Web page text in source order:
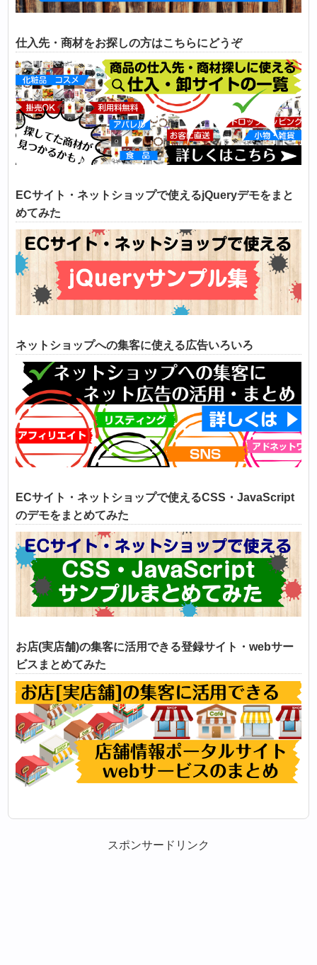
仕入先・商材をお探しの方はこちらにどうぞ
ECサイト・ネットショップで使えるjQueryデモをまと
めてみた
ネットショップへの集客に使える広告いろいろ
ECサイト・ネットショップで使えるCSS・JavaScript
のデモをまとめてみた
お店(実店舗)の集客に活用できる登録サイト・webサー
ビスまとめてみた
スポンサードリンク